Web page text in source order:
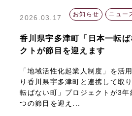
2026.03.17 お知らせ ニュー
香川県宇多津町「日本一転
クトが節目を迎えます
「地域活性化起業人制度」を活
り香川県宇多津町と連携して取
転ばない町」プロジェクトが3年
つの節目を迎え...